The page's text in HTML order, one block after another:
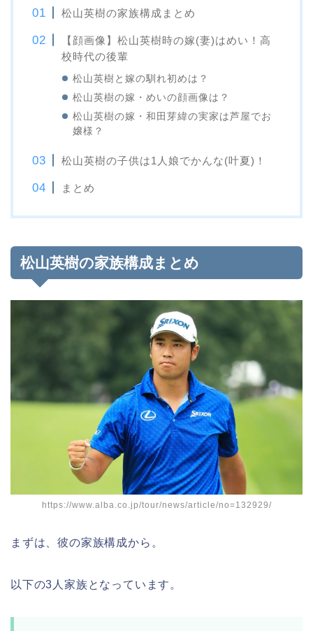
松山英樹の家族構成まとめ
【顔画像】松山英樹時の嫁(妻)はめい！高
校時代の後輩
松山英樹と嫁の馴れ初めは？
松山英樹の嫁・めいの顔画像は？
松山英樹の嫁・和田芽緯の実家は芦屋でお
嬢様？
松山英樹の子供は1人娘でかんな(叶夏)！
まとめ
松山英樹の家族構成まとめ
https://www.alba.co.jp/tour/news/article/no=132929/
まずは、彼の家族構成から。
以下の3人家族となっています。